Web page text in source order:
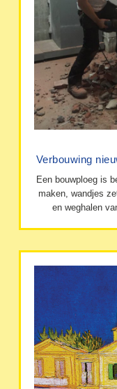
Verbouwing
Een bouwploeg is
maken, wandjes
en weghalen